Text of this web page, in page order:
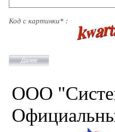
Код с картинки* :
ООО